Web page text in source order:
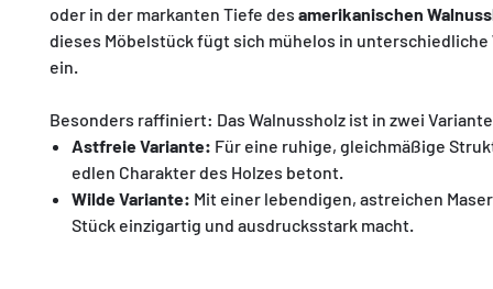
oder in der markanten Tiefe des amerikanischen
dieses Möbelstück fügt sich mühelos in unterschiedliche
ein.
Besonders raffiniert: Das Walnussholz ist in zwei
Astfreie Variante: Für eine ruhige, gleichmäßige
edlen Charakter des Holzes betont.
Wilde Variante: Mit einer lebendigen, astreichen
Stück einzigartig und ausdrucksstark macht.